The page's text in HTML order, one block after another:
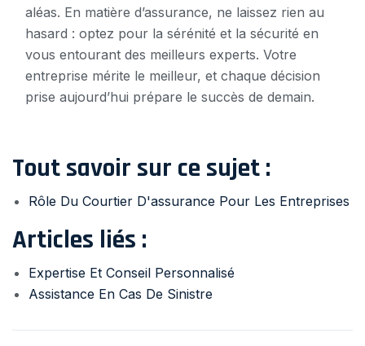
aléas. En matière d’assurance, ne laissez rien au
hasard : optez pour la sérénité et la sécurité en
vous entourant des meilleurs experts. Votre
entreprise mérite le meilleur, et chaque décision
prise aujourd’hui prépare le succès de demain.
Tout savoir sur ce sujet :
Rôle Du Courtier D'assurance Pour Les Entreprises
Articles liés :
Expertise Et Conseil Personnalisé
Assistance En Cas De Sinistre